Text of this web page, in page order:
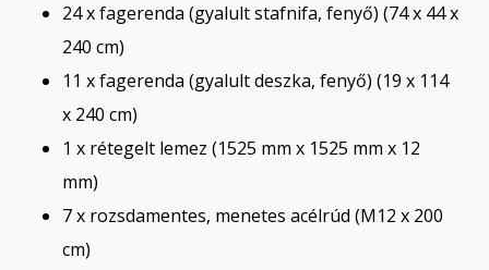
24 x fagerenda (gyalult stafnifa, fenyő) (74 x 44 x
240 cm)
11 x fagerenda (gyalult deszka, fenyő) (19 x 114
x 240 cm)
1 x rétegelt lemez (1525 mm x 1525 mm x 12
mm)
7 x rozsdamentes, menetes acélrúd (M12 x 200
cm)